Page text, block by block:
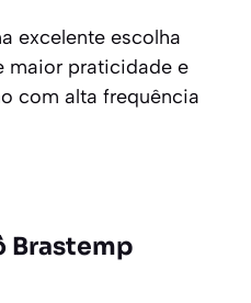
excelente escolha
maior praticidade e
com alta frequência
Brastemp